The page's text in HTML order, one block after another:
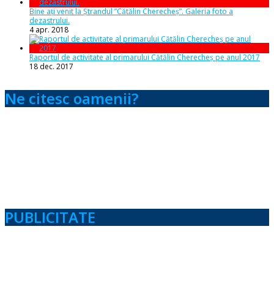
Bine ați venit la Ștrandul ”Cătălin Cherecheș”. Galeria foto a
dezastrului.
4 apr. 2018
Raportul de activitate al primarului Cătălin Cherecheș pe anul 2017
18 dec. 2017
Ne citesc oamenii?
PUBLICITATE